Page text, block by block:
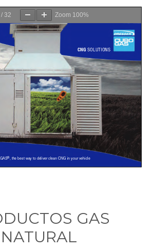
/32 Zoom 100%
GAS
NATURAL